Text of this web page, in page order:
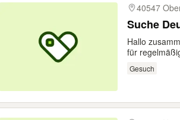
40547
Suche
Hallo
für
Gesuch